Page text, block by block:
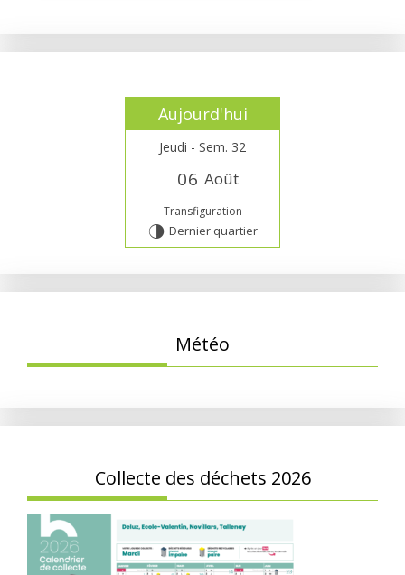
Aujourd'hui
Jeudi - Sem. 32
06 Août
Transfiguration
T Dernier quartier
Météo
Collecte des déchets 2026